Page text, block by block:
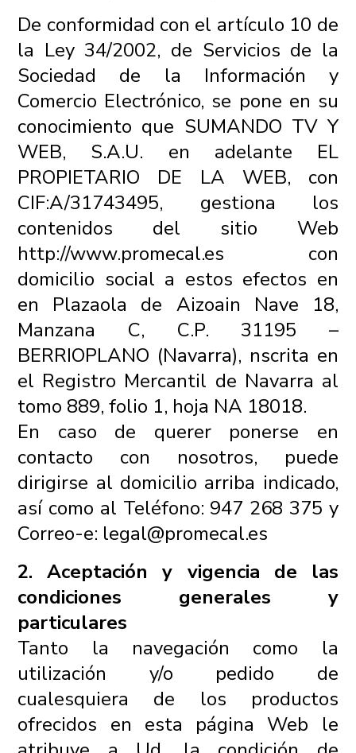
De conformidad con el artículo 10 de
la Ley 34/2002, de Servicios de la
Sociedad de la Información y
Comercio Electrónico, se pone en su
conocimiento que SUMANDO TV Y
WEB, S.A.U. en adelante EL
PROPIETARIO DE LA WEB, con
CIF:A/31743495, gestiona los
contenidos del sitio Web
http://www.promecal.es con
domicilio social a estos efectos en
en Plazaola de Aizoain Nave 18,
Manzana C, C.P. 31195 –
BERRIOPLANO (Navarra), nscrita en
el Registro Mercantil de Navarra al
tomo 889, folio 1, hoja NA 18018.
En caso de querer ponerse en
contacto con nosotros, puede
dirigirse al domicilio arriba indicado,
así como al Teléfono: 947 268 375 y
Correo-e: legal@promecal.es
2. Aceptación y vigencia de las
condiciones generales y
particulares
Tanto la navegación como la
utilización y/o pedido de
cualesquiera de los productos
ofrecidos en esta página Web le